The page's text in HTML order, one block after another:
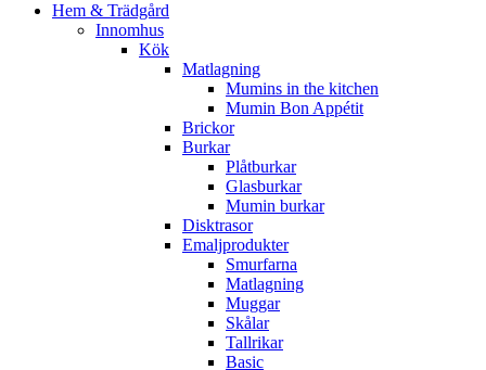
Hem & Trädgård
Innomhus
Kök
Matlagning
Mumins in the kitchen
Mumin Bon Appétit
Brickor
Burkar
Plåtburkar
Glasburkar
Mumin burkar
Disktrasor
Emaljprodukter
Smurfarna
Matlagning
Muggar
Skålar
Tallrikar
Basic